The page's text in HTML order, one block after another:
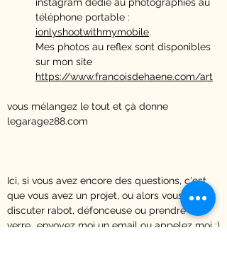
téléphone portable :
ionlyshootwithmymobile.
Mes photos au reflex sont disponibles
sur mon site
https://www.francoisdehaene.com/art
vous mélangez le tout et çà donne
legarage288.com
Ici, si vous avez encore des questions, c'est
que vous avez un projet, ou alors vous voulez
discuter rabot, défonceuse ou prendre un
verre...envoyez moi un email ou appelez moi :)